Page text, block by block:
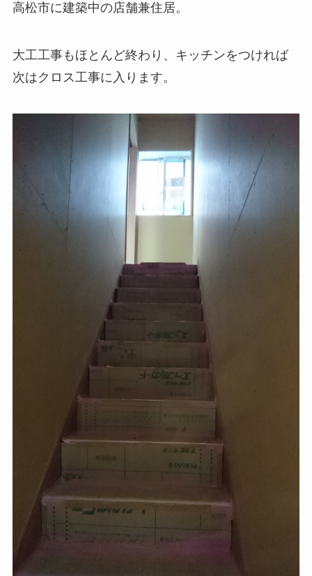
高松市に建築中の店舗兼住居。
大工工事もほとんど終わり、キッチンをつければ
次はクロス工事に入ります。